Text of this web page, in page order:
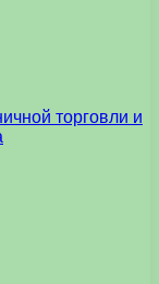
торговли и